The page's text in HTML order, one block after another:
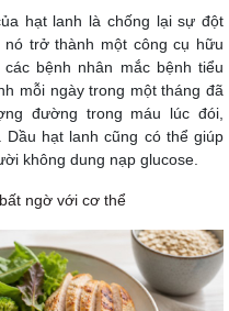
hạt lanh là chống lại sự đột
trở thành một công cụ hữu
bệnh nhân mắc bệnh tiểu
mỗi ngày trong một tháng đã
đường trong máu lúc đói,
Dầu hạt lanh cũng có thể giúp
không dung nạp glucose.
ngờ với cơ thể